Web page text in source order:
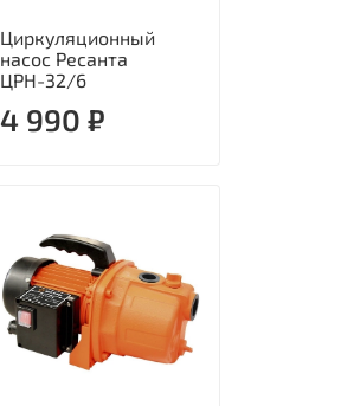
Циркуляционный
насос Ресанта
ЦРН-32/6
4 990 ₽